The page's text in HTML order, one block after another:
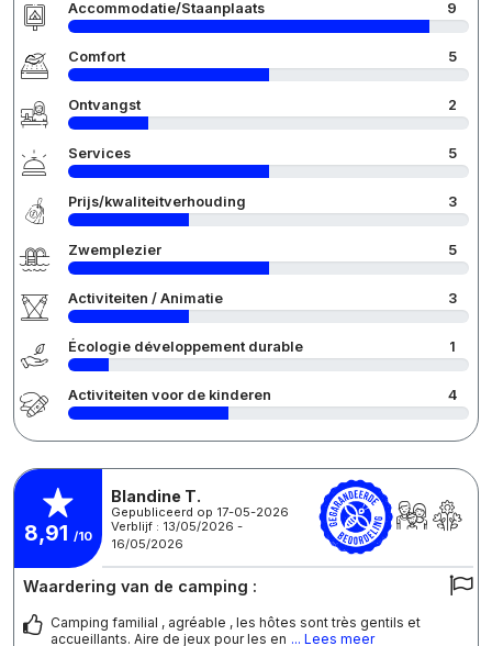
Accommodatie/Staanplaats 9
Comfort 5
Ontvangst 2
Services 5
Prijs/kwaliteitverhouding 3
Zwemplezier 5
Activiteiten / Animatie 3
Écologie développement durable 1
Activiteiten voor de kinderen 4
8,91 /10
Blandine T.
Gepubliceerd op 17-05-2026
Verblijf : 13/05/2026 -
16/05/2026
Waardering van de camping :
Camping familial , agréable , les hôtes sont très gentils et
accueillants. Aire de jeux pour les en ... Lees meer